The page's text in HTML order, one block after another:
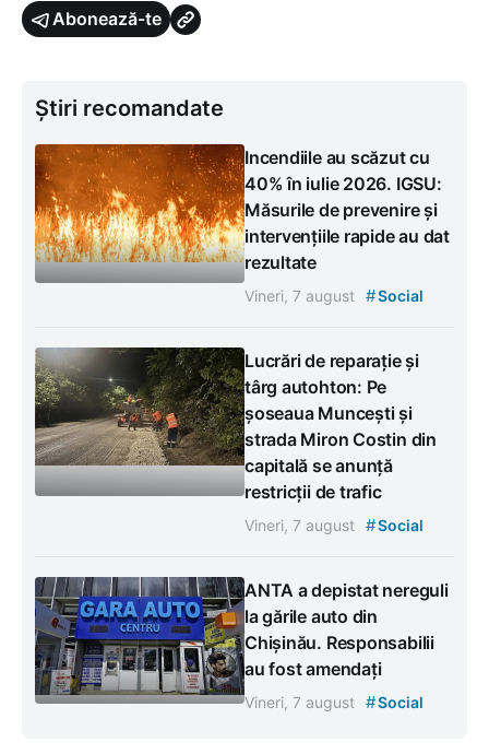
Abonează-te
Știri recomandate
Incendiile au scăzut cu
40% în iulie 2026. IGSU:
Măsurile de prevenire și
intervențiile rapide au dat
rezultate
Vineri, 7 august #Social
Lucrări de reparație și
târg autohton: Pe
șoseaua Muncești și
strada Miron Costin din
capitală se anunță
restricții de trafic
Vineri, 7 august #Social
ANTA a depistat nereguli
la gările auto din
Chișinău. Responsabilii
au fost amendați
Vineri, 7 august #Social